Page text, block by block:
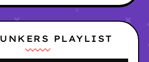
PLAYLIST